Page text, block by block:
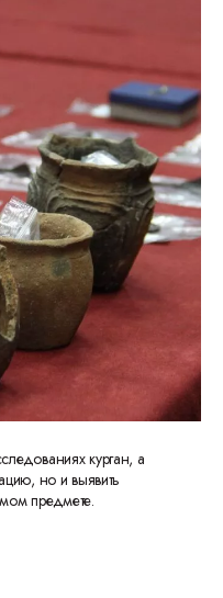
курган, а
но и выявить
предмете.